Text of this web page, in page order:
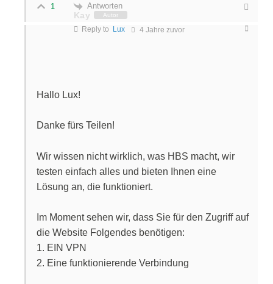
1 Antworten
Kay Autor
Reply to Lux 4 Jahre zuvor
Hallo Lux!
Danke fürs Teilen!
Wir wissen nicht wirklich, was HBS macht, wir
testen einfach alles und bieten Ihnen eine
Lösung an, die funktioniert.
Im Moment sehen wir, dass Sie für den Zugriff auf
die Website Folgendes benötigen:
1. EIN VPN
2. Eine funktionierende Verbindung